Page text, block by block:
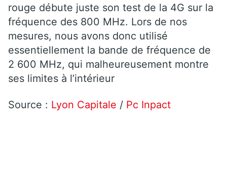
rouge débute juste son test de la 4G sur la
fréquence des 800 MHz. Lors de nos
mesures, nous avons donc utilisé
essentiellement la bande de fréquence de
2 600 MHz, qui malheureusement montre
ses limites à l’intérieur
Source : Lyon Capitale / Pc Inpact